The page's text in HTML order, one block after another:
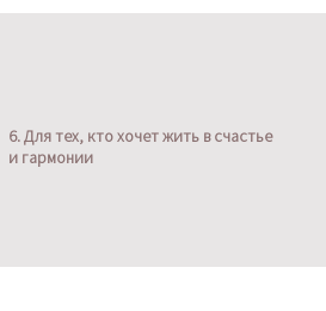
6. Для тех, кто хочет жить в счастье
и гармонии